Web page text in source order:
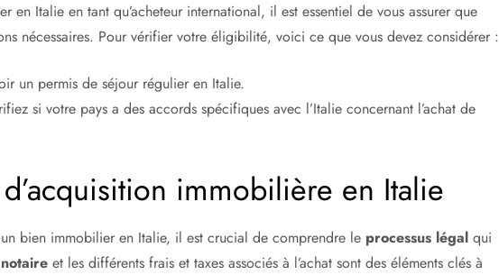
en Italie en tant qu’acheteur international, il est essentiel de vous assurer que
nécessaires. Pour vérifier votre éligibilité, voici ce que vous devez considérer :
un permis de séjour régulier en Italie.
si votre pays a des accords spécifiques avec l’Italie concernant l’achat de
immobilière en Italie
un bien immobilier en Italie, il est crucial de comprendre le processus légal qui
notaire et les différents frais et taxes associés à l’achat sont des éléments clés à